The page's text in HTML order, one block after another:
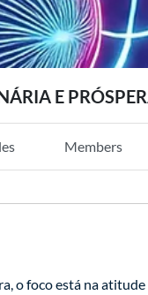
E
Members
o foco está na